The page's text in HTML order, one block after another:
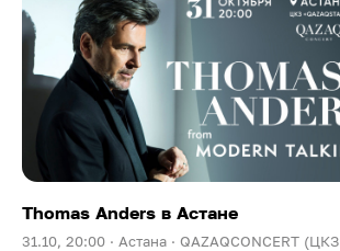
Thomas Anders в Астане
31.10, 20:00 · Астана · QAZAQCONCERT (ЦКЗ